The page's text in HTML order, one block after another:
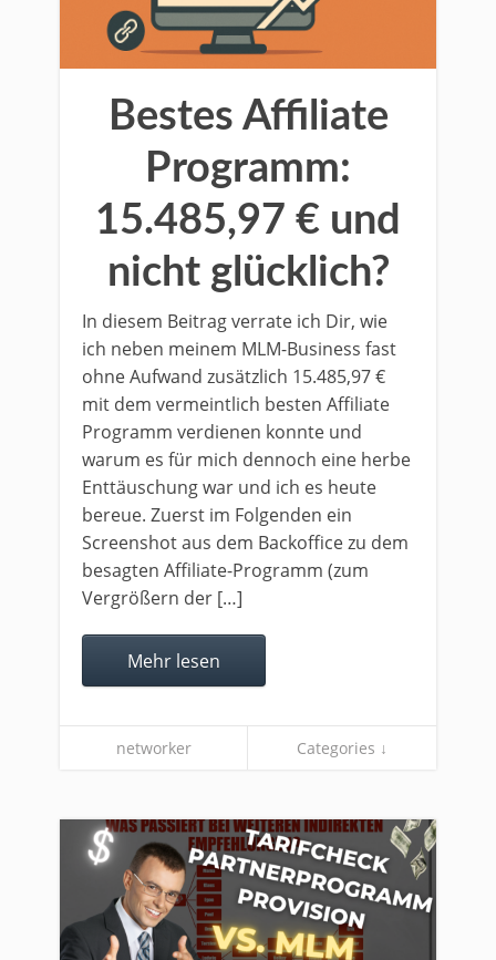
Bestes Affiliate
Programm:
15.485,97 € und
nicht glücklich?
In diesem Beitrag verrate ich Dir, wie
ich neben meinem MLM-Business fast
ohne Aufwand zusätzlich 15.485,97 €
mit dem vermeintlich besten Affiliate
Programm verdienen konnte und
warum es für mich dennoch eine herbe
Enttäuschung war und ich es heute
bereue. Zuerst im Folgenden ein
Screenshot aus dem Backoffice zu dem
besagten Affiliate-Programm (zum
Vergrößern der […]
Mehr lesen
networker Categories ↓